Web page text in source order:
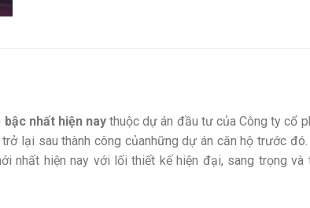
nhất hiện nay thuộc dự án đầu tư của Công ty cổ
lại sau thành công củanhững dự án căn hộ trước đó.
nhất hiện nay với lối thiết kế hiện đại, sang trọng và